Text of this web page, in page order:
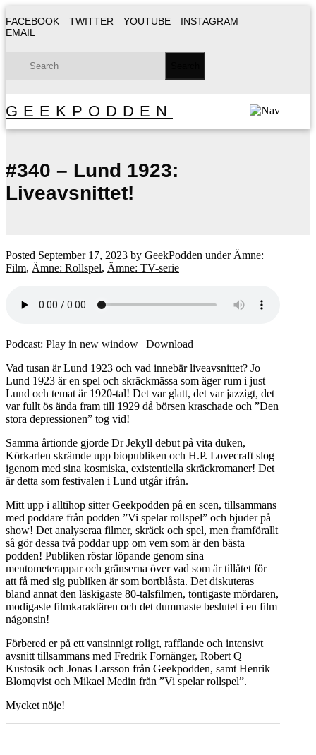
FACEBOOK TWITTER YOUTUBE
INSTAGRAM
EMAIL
GEEKPODDEN
#340 – Lund 1923:
Liveavsnittet!
Posted September 17, 2023 by GeekPodden under Ämne:
Film, Ämne: Rollspel, Ämne: TV-serie
Podcast: Play in new window | Download
Vad tusan är Lund 1923 och vad innebär liveavsnittet? Jo
Lund 1923 är en spel och skräckmässa som äger rum i just
Lund och temat är 1920-tal! Det var glatt, det var jazzigt, det
var fullt ös ända fram till 1929 då börsen kraschade och ”Den
stora depressionen” tog vid!
Samma årtionde gjorde Dr Jekyll debut på vita duken,
Körkarlen skrämde upp biopubliken och H.P. Lovecraft slog
igenom med sina kosmiska, existentiella skräckromaner! Det
är detta som festivalen i Lund utgår ifrån.
Mitt upp i alltihop sitter Geekpodden på en scen, tillsammans
med poddare från podden ”Vi spelar rollspel” och bjuder på
show! Det analyseraa filmer, skräck och spel, men framförallt
så gör dessa två poddar upp om vem som är den bästa
podden! Publiken röstar löpande genom sina
mentometerappar och gränserna över vad som är tillåtet för
att få med sig publiken är som bortblåsta. Det diskuteras
bland annat den läskigaste 80-talsfilmen, töntigaste mördaren,
modigaste filmkaraktären och det dummaste beslutet i en film
någonsin!
Förbered er på ett vansinnigt roligt, rafflande och intensivt
avsnitt tillsammans med Fredrik Fornänger, Robert Q
Kustosik och Jonas Larsson från Geekpodden, samt Henrik
Blomqvist och Mikael Medin från ”Vi spelar rollspel”.
Mycket nöje!